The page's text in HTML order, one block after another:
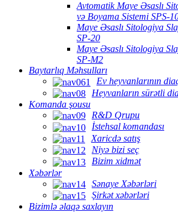
Avtomatik Maye Əsaslı
və Boyama Sistemi SPS-
Maye Əsaslı Sitologiya
SP-20
Maye Əsaslı Sitologiya
SP-M2
Baytarlıq Məhsulları
Ev heyvanlarının
Heyvanların sürətli
Komanda şousu
R&D Qrupu
İstehsal komandası
Xaricdə satış
Niyə bizi seç
Bizim xidmət
Xəbərlər
Sənaye Xəbərləri
Şirkət xəbərləri
Bizimlə əlaqə saxlayın